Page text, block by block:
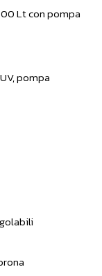
Lt con pompa
pompa